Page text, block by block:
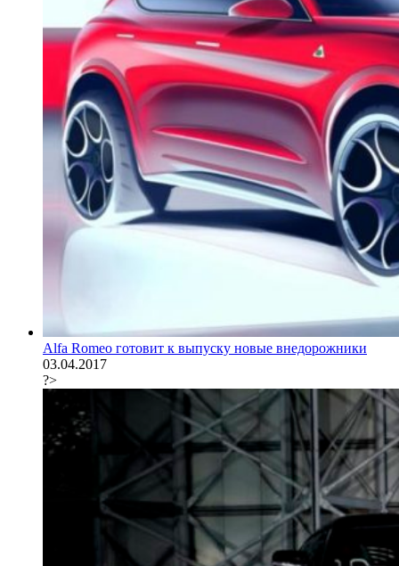
Alfa Romeo готовит к выпуску новые внедорожники
03.04.2017
?>